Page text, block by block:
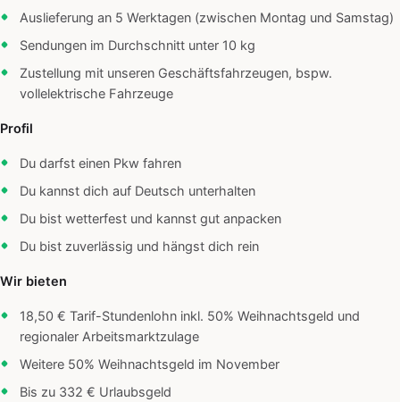
Auslieferung an 5 Werktagen (zwischen Montag und Samstag)
Sendungen im Durchschnitt unter 10 kg
Zustellung mit unseren Geschäftsfahrzeugen, bspw.
vollelektrische Fahrzeuge
Profil
Du darfst einen Pkw fahren
Du kannst dich auf Deutsch unterhalten
Du bist wetterfest und kannst gut anpacken
Du bist zuverlässig und hängst dich rein
Wir bieten
18,50 € Tarif-Stundenlohn inkl. 50% Weihnachtsgeld und
regionaler Arbeitsmarktzulage
Weitere 50% Weihnachtsgeld im November
Bis zu 332 € Urlaubsgeld